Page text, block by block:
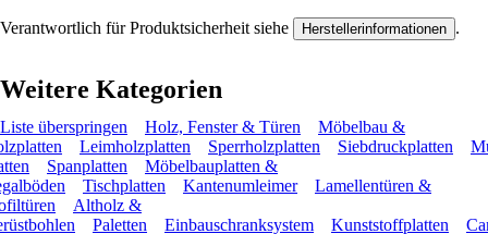
Verantwortlich für Produktsicherheit siehe Herstellerinformationen .
Weitere Kategorien
Liste überspringen Holz, Fenster & Türen
Möbelbau &
Leimholzplatten Sperrholzplatten Siebdruckplatten
Spanplatten
Möbelbauplatten &
Tischplatten Kantenumleimer
Lamellentüren &
Altholz &
Paletten Einbauschranksystem Kunststoffplatten